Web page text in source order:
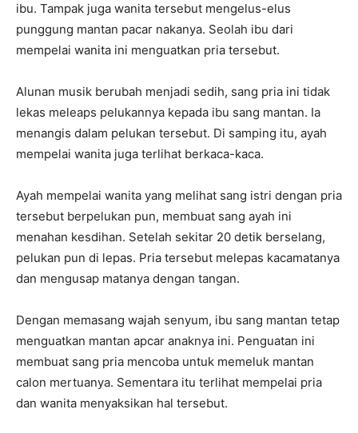
ibu. Tampak juga wanita tersebut mengelus-elus
punggung mantan pacar nakanya. Seolah ibu dari
mempelai wanita ini menguatkan pria tersebut.
Alunan musik berubah menjadi sedih, sang pria ini tidak
lekas meleaps pelukannya kepada ibu sang mantan. Ia
menangis dalam pelukan tersebut. Di samping itu, ayah
mempelai wanita juga terlihat berkaca-kaca.
Ayah mempelai wanita yang melihat sang istri dengan pria
tersebut berpelukan pun, membuat sang ayah ini
menahan kesdihan. Setelah sekitar 20 detik berselang,
pelukan pun di lepas. Pria tersebut melepas kacamatanya
dan mengusap matanya dengan tangan.
Dengan memasang wajah senyum, ibu sang mantan tetap
menguatkan mantan apcar anaknya ini. Penguatan ini
membuat sang pria mencoba untuk memeluk mantan
calon mertuanya. Sementara itu terlihat mempelai pria
dan wanita menyaksikan hal tersebut.